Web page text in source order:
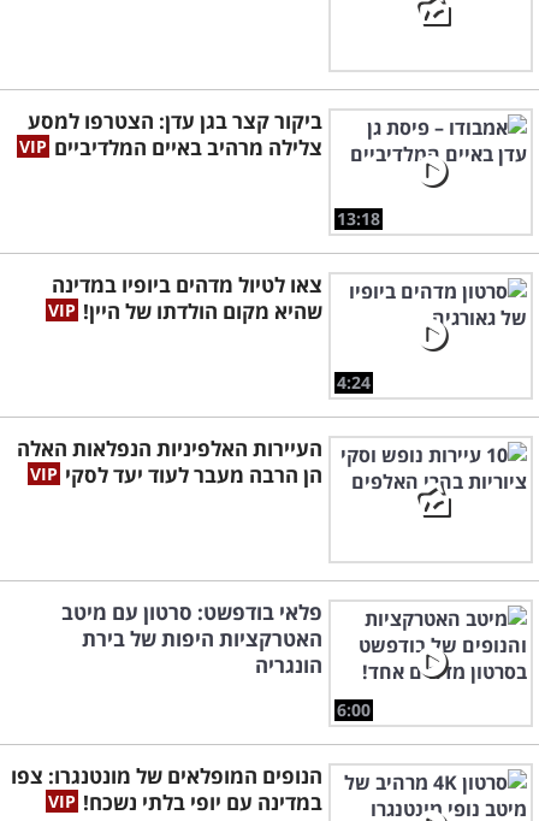
13:18
ביקור קצר בגן עדן: הצטרפו למסע
צלילה מרהיב באיים המלדיביים
4:24
צאו לטיול מדהים ביופיו במדינה
שהיא מקום הולדתו של היין!
העיירות האלפיניות הנפלאות האלה
הן הרבה מעבר לעוד יעד לסקי
6:00
פלאי בודפשט: סרטון עם מיטב
האטרקציות היפות של בירת
הונגריה
הנופים המופלאים של מונטנגרו: צפו
במדינה עם יופי בלתי נשכח!